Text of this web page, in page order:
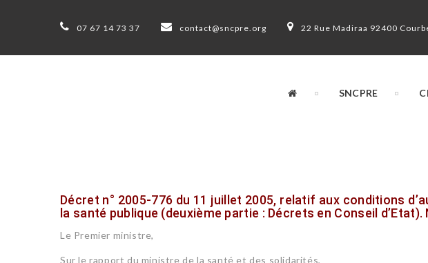
07 67 14 73 37 contact@sncpre.org 22 Rue Madiraa 92400
SNCPRE
Décret n° 2005-776 du 11 juillet 2005, relatif aux conditions
la santé publique (deuxième partie : Décrets en Conseil d’Etat).
Le Premier ministre,
Sur le rapport du ministre de la santé et des solidarités,